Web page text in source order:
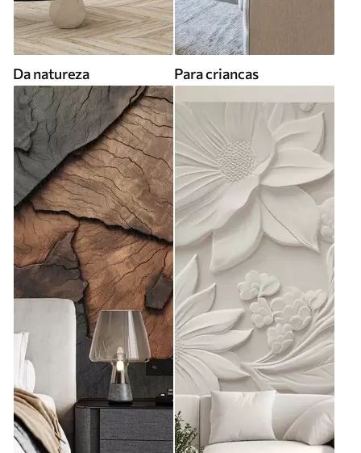
Da natureza Para criancas